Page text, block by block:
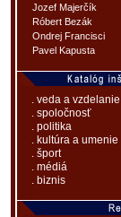
Jozef Majerčík
Róbert Bezák
Ondrej Francisci
Pavel Kapusta
. veda a vzdelanie
. spoločnosť
. politika
. kultúra a umenie
. šport
. médiá
. biznis